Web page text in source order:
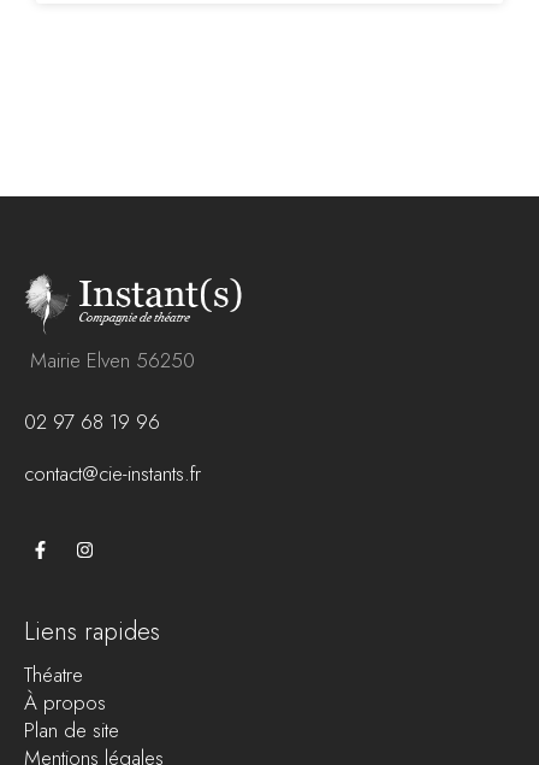
Mairie Elven 56250
02 97 68 19 96
contact@cie-instants.fr
Liens rapides
Théatre
À propos
Plan de site
Mentions légales